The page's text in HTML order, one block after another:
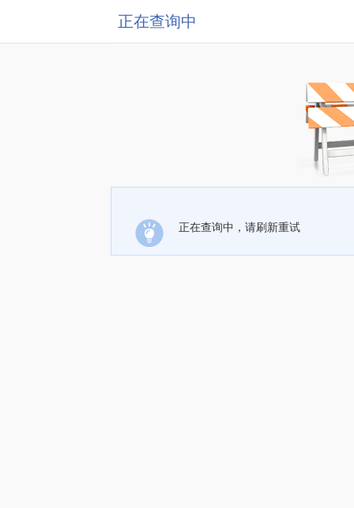
正在查询中
正在查询中，请刷新重试